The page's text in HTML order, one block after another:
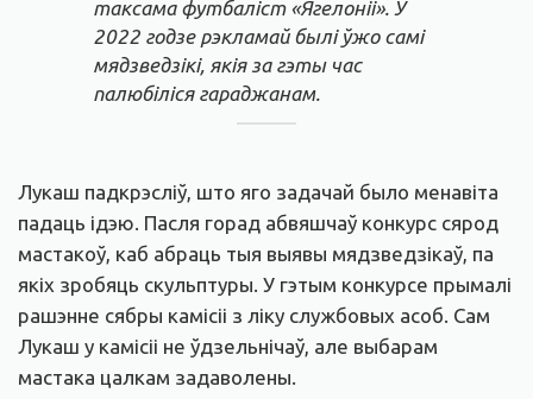
таксама футбаліст «Ягелоніі». У
2022 годзе рэкламай былі ўжо самі
мядзведзікі, якія за гэты час
палюбіліся гараджанам.
Лукаш падкрэсліў, што яго задачай было менавіта
падаць ідэю. Пасля горад абвяшчаў конкурс сярод
мастакоў, каб абраць тыя выявы мядзведзікаў, па
якіх зробяць скульптуры. У гэтым конкурсе прымалі
рашэнне сябры камісіі з ліку службовых асоб. Сам
Лукаш у камісіі не ўдзельнічаў, але выбарам
мастака цалкам задаволены.